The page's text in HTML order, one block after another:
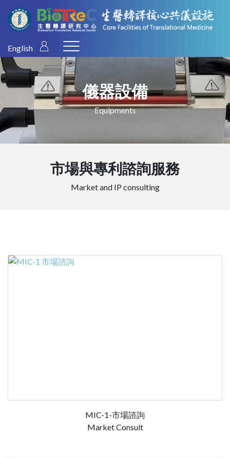
English
儀器設備
Equipments
市場與專利諮詢服務
Market and IP consulting
MIC-1-市場諮詢
Market Consult